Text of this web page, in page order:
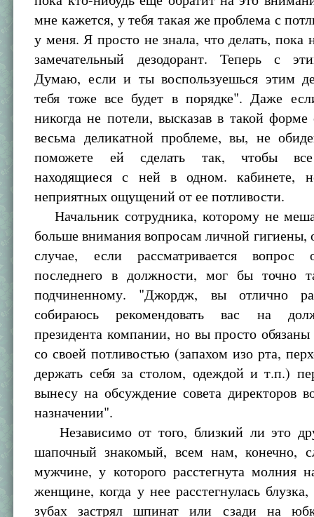
мне кажется, у тебя такая же проблема с
у меня. Я просто не знала, что делать, пока
замечательный дезодорант. Теперь с
Думаю, если и ты воспользуешься этим
тебя тоже все будет в порядке". Даже
никогда не потели, высказав в такой
весьма деликатной проблеме, вы, не
поможете ей сделать так, чтобы все
находящиеся с ней в одном. кабинете,
неприятных ощущений от ее потливости.
Начальник сотрудника, которому не
больше внимания вопросам личной гигиены,
случае, если рассматривается
последнего в должности, мог бы точно
подчиненному. "Джордж, вы отлично
собираюсь рекомендовать вас на
президента компании, но вы просто обязаны
со своей потливостью (запахом изо рта,
держать себя за столом, одеждой и т.п.)
вынесу на обсуждение совета директоров
назначении".
Независимо от того, близкий ли это
шапочный знакомый, всем нам, конечно,
мужчине, у которого расстегнута молния
женщине, когда у нее расстегнулась
зубах застрял шпинат или сзади на